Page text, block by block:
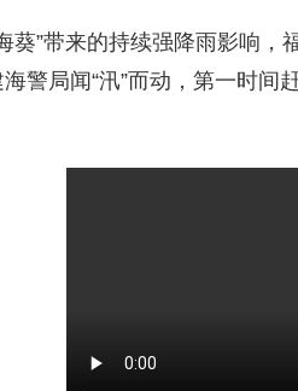
葵”带来的持续强降雨影响
警局闻“汛”而动，第一时